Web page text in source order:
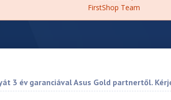
FirstShop Team
3 év garanciával Asus Gold partnertől.